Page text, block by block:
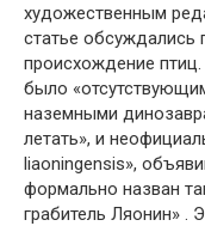
художественным
статье обсуждались
происхождение
было
наземными
летать», и
liaoningensis»,
формально назван
грабитель Ляонин» .